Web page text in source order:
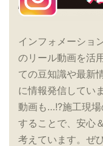
インフォメーショ
のリール動画を活
ての豆知識や最新
に情報発信してい
動画も…!?施工現
することで、安心
考えています。ぜ